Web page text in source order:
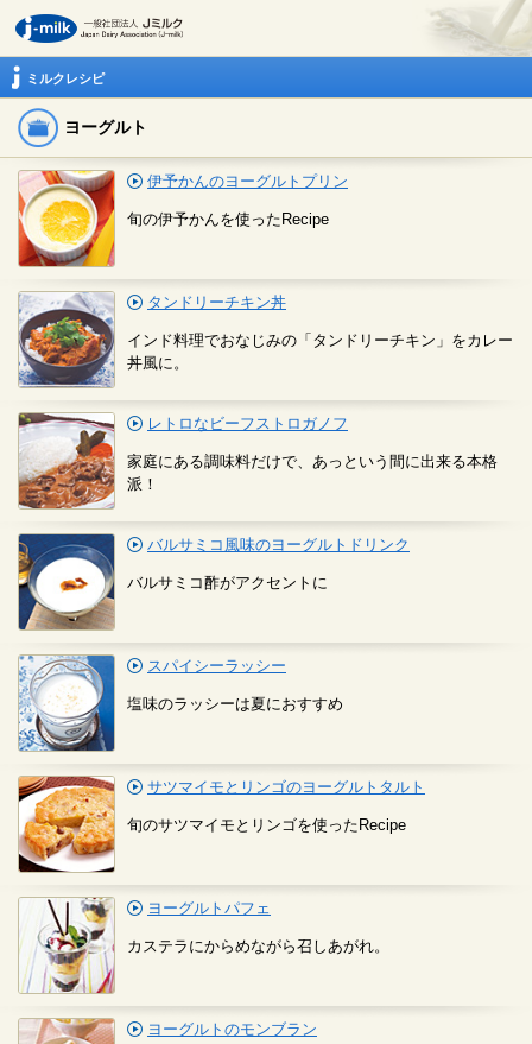
ミルクレシピ
ヨーグルト
伊予かんのヨーグルトプリン
旬の伊予かんを使ったRecipe
タンドリーチキン丼
インド料理でおなじみの「タンドリーチキン」をカレー
丼風に。
レトロなビーフストロガノフ
家庭にある調味料だけで、あっという間に出来る本格
派！
バルサミコ風味のヨーグルトドリンク
バルサミコ酢がアクセントに
スパイシーラッシー
塩味のラッシーは夏におすすめ
サツマイモとリンゴのヨーグルトタルト
旬のサツマイモとリンゴを使ったRecipe
ヨーグルトパフェ
カステラにからめながら召しあがれ。
ヨーグルトのモンブラン